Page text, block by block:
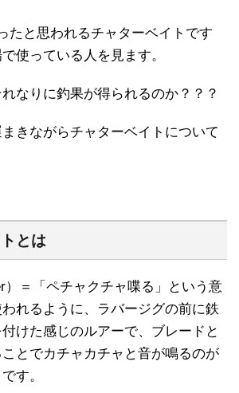
たと思われるチャターベイトです
使っている人を見ます。
なりに釣果が得られるのか？？？
きながらチャターベイトについて
とは
）＝「ペチャクチャ喋る」という意
れるように、ラバージグの前に鉄
けた感じのルアーで、ブレードと
とでカチャカチャと音が鳴るのが
す。